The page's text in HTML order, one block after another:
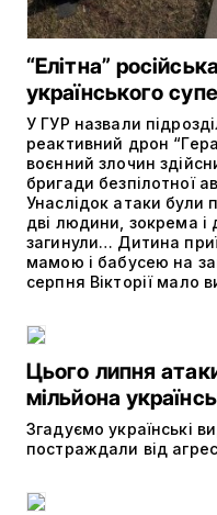
“Елітна”
українського
У ГУР назвали
реактивний дрон
воєнний злочин
бригади безпілотної
Унаслідок атаки були
дві людини, зокрема і
загинули… Дитина
мамою і бабусею на
серпня Вікторії мало
Цього липня
мільйона
Згадуємо українські
постраждали від